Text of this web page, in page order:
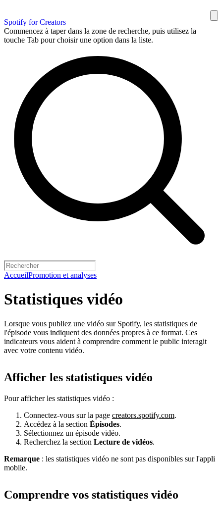
Spotify for Creators
Commencez à taper dans la zone de recherche, puis utilisez la
touche Tab pour choisir une option dans la liste.
AccueilPromotion et analyses
Statistiques vidéo
Lorsque vous publiez une vidéo sur Spotify, les statistiques de
l'épisode vous indiquent des données propres à ce format. Ces
indicateurs vous aident à comprendre comment le public interagit
avec votre contenu vidéo.
Afficher les statistiques vidéo
Pour afficher les statistiques vidéo :
Connectez-vous sur la page creators.spotify.com.
Accédez à la section Épisodes.
Sélectionnez un épisode vidéo.
Recherchez la section Lecture de vidéos.
Remarque : les statistiques vidéo ne sont pas disponibles sur l'appli
mobile.
Comprendre vos statistiques vidéo